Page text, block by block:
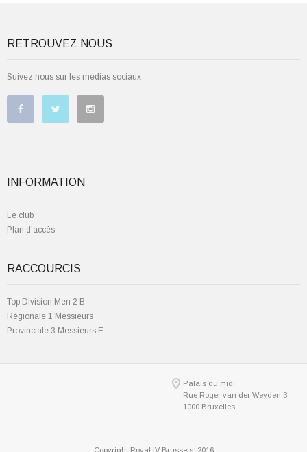
RETROUVEZ NOUS
Suivez nous sur les medias sociaux
INFORMATION
Le club
Plan d'accès
RACCOURCIS
Top Division Men 2 B
Régionale 1 Messieurs
Provinciale 3 Messieurs E
Palais du midi
Rue Roger van der Weyden 3
1000 Bruxelles
Copyright Royal IV Brussels, 2016